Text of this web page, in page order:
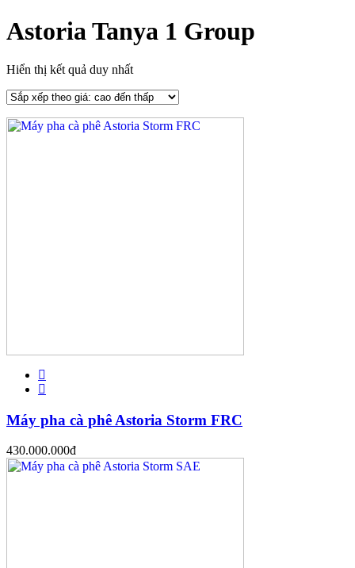
Astoria Tanya 1 Group
Hiển thị kết quả duy nhất
Máy pha cà phê Astoria Storm FRC
430.000.000đ